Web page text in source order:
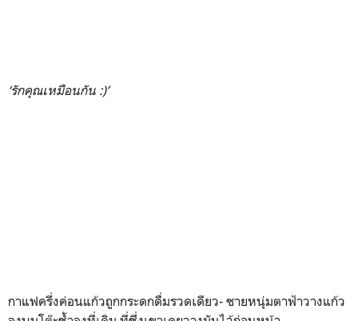
‘รักคุณเหมือนกัน :)’
กาแฟครึ่งค่อนแก้วถูกกระดกดื่มรวดเดียว- ชายหนุ่มตาฟ้าวางแก้ว